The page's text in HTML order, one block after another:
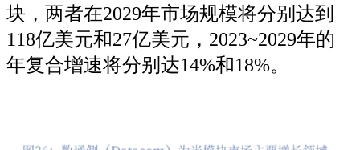
块，两者在2029年市场规模将分别达到
118亿美元和27亿美元，2023~2029年的
年复合增速将分别达14%和18%。